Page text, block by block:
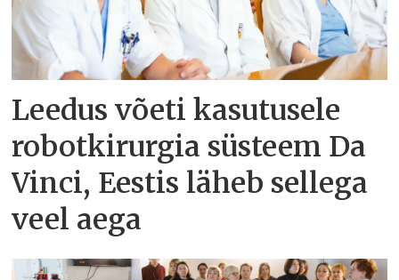
Leedus võeti kasutusele
robotkirurgia süsteem Da
Vinci, Eestis läheb sellega
veel aega